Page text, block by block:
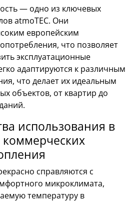
— одно из ключевых
atmoTEC. Они
европейским
что позволяет
эксплуатационные
адаптируются к различным
что делает их идеальным
объектов, от квартир до
использования в
справляются с
микроклимата,
температуру в